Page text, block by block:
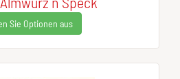
Sie Optionen aus